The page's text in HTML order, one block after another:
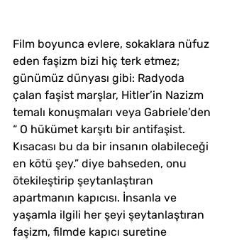
Film boyunca evlere, sokaklara nüfuz
eden faşizm bizi hiç terk etmez;
günümüz dünyası gibi: Radyoda
çalan faşist marşlar, Hitler’in Nazizm
temalı konuşmaları veya Gabriele’den
“ O hükümet karşıtı bir antifaşist.
Kısacası bu da bir insanın olabileceği
en kötü şey.” diye bahseden, onu
ötekileştirip şeytanlaştıran
apartmanın kapıcısı. İnsanla ve
yaşamla ilgili her şeyi şeytanlaştıran
faşizm, filmde kapıcı suretine